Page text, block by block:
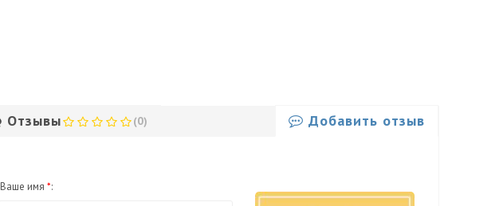
Отзывы (0) Добавить отзыв
Ваше имя *: